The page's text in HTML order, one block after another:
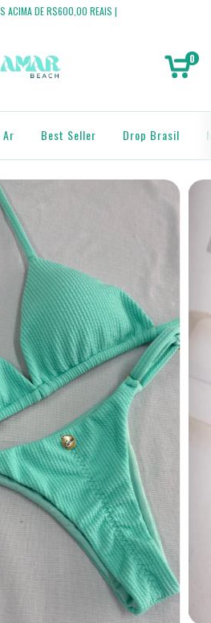
ACIMA DE R$600,00 REAIS |
0
Ar Best Seller Drop Brasil